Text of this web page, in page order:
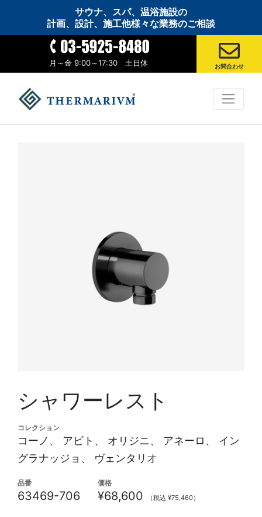
サウナ、スパ、温浴施設の
計画、設計、施工他様々な業務のご相談
月～金 9:00～17:30 土日休 お問合わせ
シャワーレスト
コレクション
コーノ、 アビト、 オリジニ、 アネーロ、 イン
グラナッジョ、 ヴェンタリオ
品番
63469-706
価格
¥68,600 （税込 ¥75,460）